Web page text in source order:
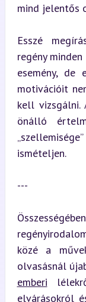
mind jelentős
Esszé
regény
esemény, de
motivációit
kell vizsgálni.
önálló
ismételjen.
---
közé a
olvasásnál
emberi
elvárásokról